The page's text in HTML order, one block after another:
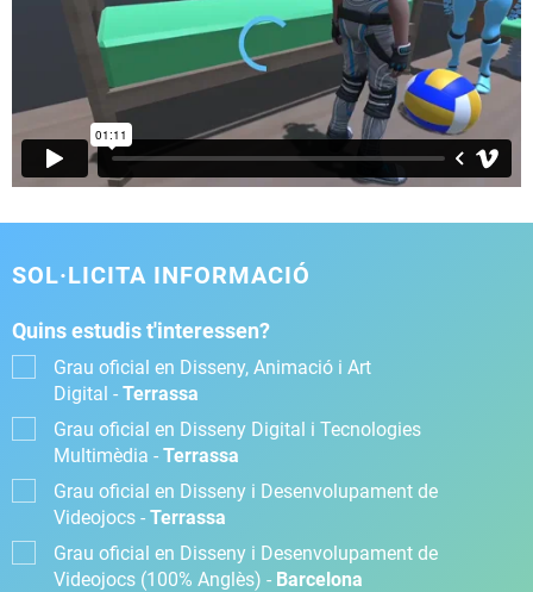
SOL·LICITA INFORMACIÓ
Quins estudis t'interessen?
Grau oficial en Disseny, Animació i Art
Digital - Terrassa
Grau oficial en Disseny Digital i Tecnologies
Multimèdia - Terrassa
Grau oficial en Disseny i Desenvolupament de
Videojocs - Terrassa
Grau oficial en Disseny i Desenvolupament de
Videojocs (100% Anglès) - Barcelona